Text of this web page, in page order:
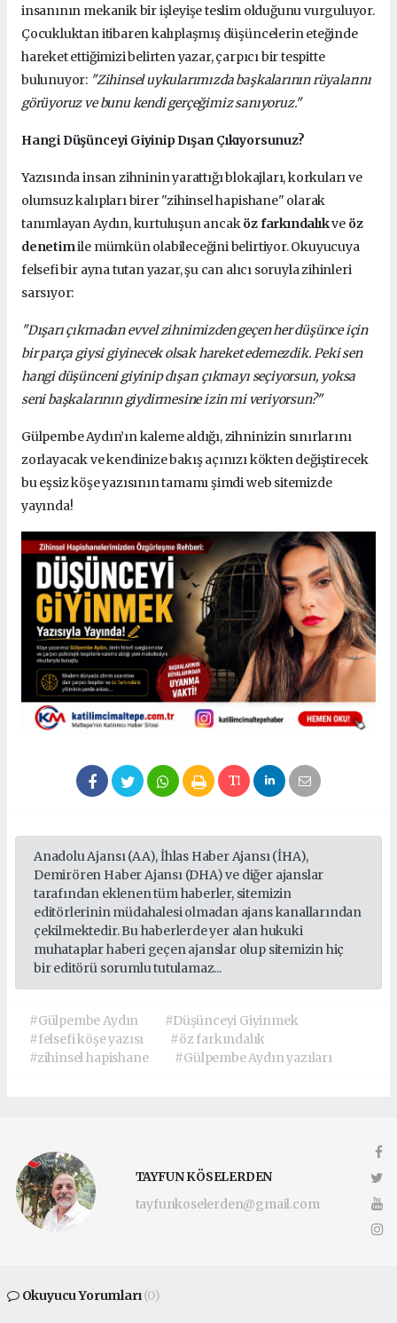
insanının mekanik bir işleyişe teslim olduğunu vurguluyor.
Çocukluktan itibaren kalıplaşmış düşüncelerin eteğinde
hareket ettiğimizi belirten yazar, çarpıcı bir tespitte
bulunuyor: "Zihinsel uykularımızda başkalarının rüyalarını
görüyoruz ve bunu kendi gerçeğimiz sanıyoruz."
Hangi Düşünceyi Giyinip Dışarı Çıkıyorsunuz?
Yazısında insan zihninin yarattığı blokajları, korkuları ve
olumsuz kalıpları birer "zihinsel hapishane" olarak
tanımlayan Aydın, kurtuluşun ancaköz farkındalıkve öz
denetimile mümkün olabileceğini belirtiyor. Okuyucuya
felsefi bir ayna tutan yazar, şu can alıcı soruyla zihinleri
sarsıyor:
"Dışarı çıkmadan evvel zihnimizden geçen her düşünce için
bir parça giysi giyinecek olsak hareket edemezdik. Peki sen
hangi düşünceni giyinip dışarı çıkmayı seçiyorsun, yoksa
seni başkalarının giydirmesine izin mi veriyorsun?"
Gülpembe Aydın’ın kaleme aldığı, zihninizin sınırlarını
zorlayacak ve kendinize bakış açınızı kökten değiştirecek
bu eşsiz köşe yazısının tamamı şimdi web sitemizde
yayında!
Anadolu Ajansı (AA), İhlas Haber Ajansı (İHA),
Demirören Haber Ajansı (DHA) ve diğer ajanslar
tarafından eklenen tüm haberler, sitemizin
editörlerinin müdahalesi olmadan ajans kanallarından
çekilmektedir. Bu haberlerde yer alan hukuki
muhataplar haberi geçen ajanslar olup sitemizin hiç
bir editörü sorumlu tutulamaz...
#Gülpembe Aydın
#Düşünceyi Giyinmek
#felsefi köşe yazısı
#öz farkındalık
#zihinsel hapishane
#Gülpembe Aydın yazıları
TAYFUN KÖSELERDEN
tayfunkoselerden@gmail.com
Okuyucu Yorumları(0)